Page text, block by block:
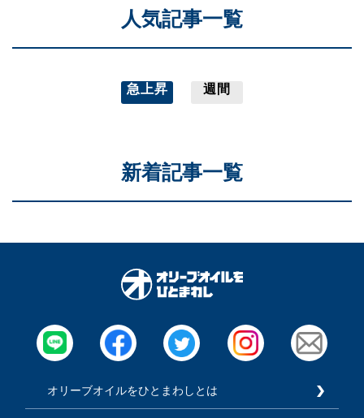
人気記事一覧
急上昇 週間
新着記事一覧
オリーブオイルをひとまわしとは